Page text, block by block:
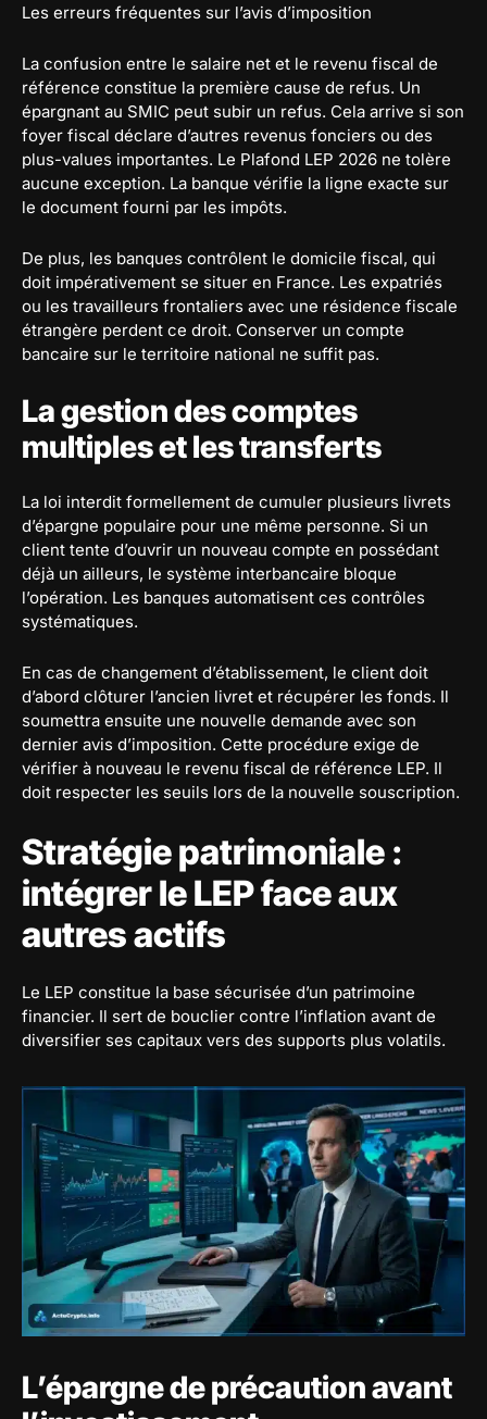
Les erreurs fréquentes sur l’avis d’imposition
La confusion entre le salaire net et le revenu fiscal de
référence constitue la première cause de refus. Un
épargnant au SMIC peut subir un refus. Cela arrive si son
foyer fiscal déclare d’autres revenus fonciers ou des
plus-values importantes. Le Plafond LEP 2026 ne tolère
aucune exception. La banque vérifie la ligne exacte sur
le document fourni par les impôts.
De plus, les banques contrôlent le domicile fiscal, qui
doit impérativement se situer en France. Les expatriés
ou les travailleurs frontaliers avec une résidence fiscale
étrangère perdent ce droit. Conserver un compte
bancaire sur le territoire national ne suffit pas.
La gestion des comptes
multiples et les transferts
La loi interdit formellement de cumuler plusieurs livrets
d’épargne populaire pour une même personne. Si un
client tente d’ouvrir un nouveau compte en possédant
déjà un ailleurs, le système interbancaire bloque
l’opération. Les banques automatisent ces contrôles
systématiques.
En cas de changement d’établissement, le client doit
d’abord clôturer l’ancien livret et récupérer les fonds. Il
soumettra ensuite une nouvelle demande avec son
dernier avis d’imposition. Cette procédure exige de
vérifier à nouveau le revenu fiscal de référence LEP. Il
doit respecter les seuils lors de la nouvelle souscription.
Stratégie patrimoniale :
intégrer le LEP face aux
autres actifs
Le LEP constitue la base sécurisée d’un patrimoine
financier. Il sert de bouclier contre l’inflation avant de
diversifier ses capitaux vers des supports plus volatils.
L’épargne de précaution avant